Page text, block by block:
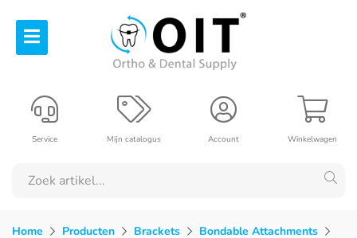
Winkelwagen
Account
Mijn catalogus
Service
Home Producten Brackets
Bondable Attachments